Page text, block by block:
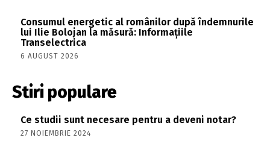
Consumul energetic al românilor după îndemnurile
lui Ilie Bolojan la măsură: Informațiile
Transelectrica
6 AUGUST 2026
Stiri populare
Ce studii sunt necesare pentru a deveni notar?
27 NOIEMBRIE 2024